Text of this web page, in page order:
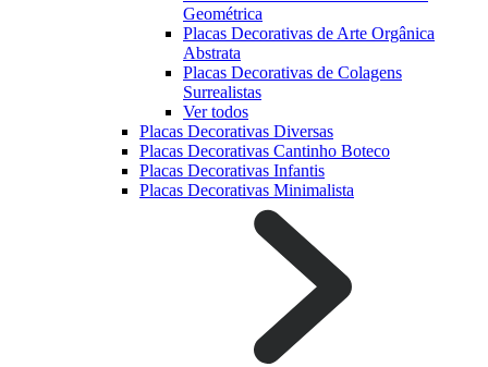
Geométrica
Placas Decorativas de Arte Orgânica
Abstrata
Placas Decorativas de Colagens
Surrealistas
Ver todos
Placas Decorativas Diversas
Placas Decorativas Cantinho Boteco
Placas Decorativas Infantis
Placas Decorativas Minimalista